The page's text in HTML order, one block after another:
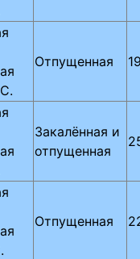
Отпущенная
Закалённая и
отпущенная
Отпущенная